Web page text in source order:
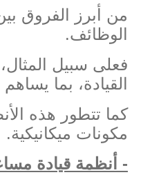
من أبرز الفروق
الوظائف.
فعلى سبيل
القيادة، بما
كما تتطور هذه
مكونات ميكانيكية.
- أنظمة قيادة